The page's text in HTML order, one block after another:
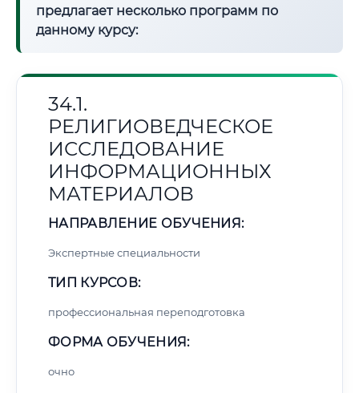
предлагает несколько программ по
данному курсу:
34.1.
РЕЛИГИОВЕДЧЕСКОЕ
ИССЛЕДОВАНИЕ
ИНФОРМАЦИОННЫХ
МАТЕРИАЛОВ
НАПРАВЛЕНИЕ ОБУЧЕНИЯ:
Экспертные специальности
ТИП КУРСОВ:
профессиональная переподготовка
ФОРМА ОБУЧЕНИЯ:
очно